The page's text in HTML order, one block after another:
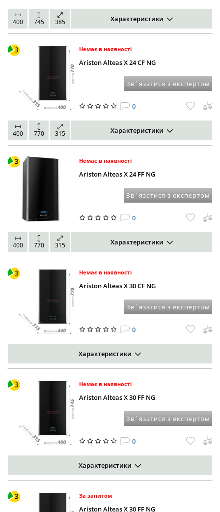
400 745 385 Характеристики
Немає в наявності
Ariston Alteas X 24 CF NG
Зв`язатися з експертом
0
400 770 315 Характеристики
Немає в наявності
Ariston Alteas X 24 FF NG
Зв`язатися з експертом
0
400 770 315 Характеристики
Немає в наявності
Ariston Alteas X 30 CF NG
Зв`язатися з експертом
0
Характеристики
Немає в наявності
Ariston Alteas X 30 FF NG
Зв`язатися з експертом
0
Характеристики
За запитом
Ariston Alteas X 30 FF NG